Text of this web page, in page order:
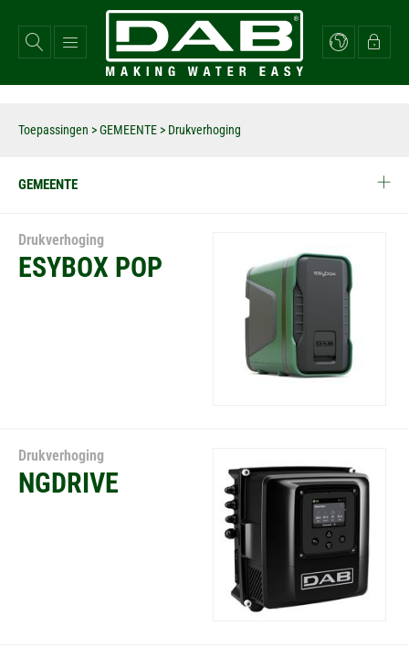
naar
Toepassingen >GEMEENTE > Drukverhoging
GEMEENTE
Drukverhoging
ESYBOX POP
Drukverhoging
NGDRIVE